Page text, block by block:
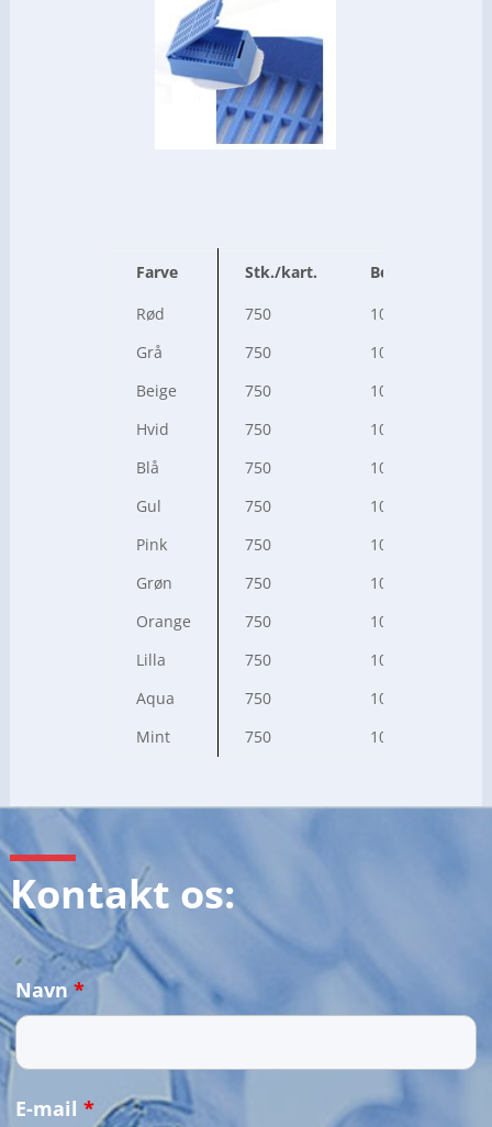
Farve Stk./kart.
Bestillings nr.
Rød
750
10-0277
Grå
750
10-0279
Beige
750
10-0280
Hvid
750
10-0431
Blå
750
10-0432
Gul
750
10-0433
Pink
750
10-0434
Grøn
750
10-0435
Orange
750
10-0436
Lilla
750
10-0283
Aqua
750
10-0293
Mint
750 10-0303
Kontakt os:
Navn *
E-mail *